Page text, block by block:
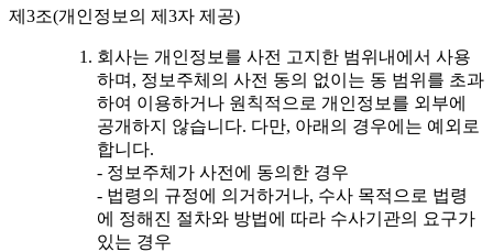
제3조(개인정보의 제3자 제공)
회사는 개인정보를 사전 고지한 범위내에서 사용
하며, 정보주체의 사전 동의 없이는 동 범위를 초과
하여 이용하거나 원칙적으로 개인정보를 외부에
공개하지 않습니다. 다만, 아래의 경우에는 예외로
합니다.
- 정보주체가 사전에 동의한 경우
- 법령의 규정에 의거하거나, 수사 목적으로 법령
에 정해진 절차와 방법에 따라 수사기관의 요구가
있는 경우